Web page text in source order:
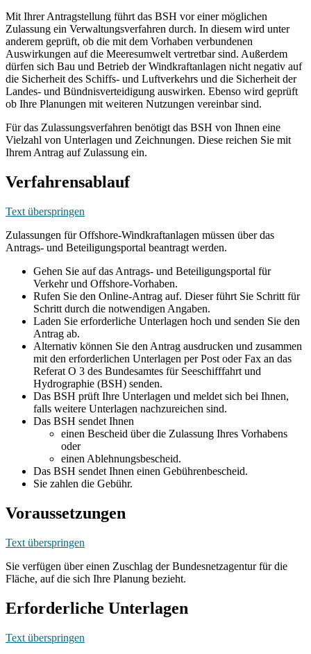
Mit Ihrer Antragstellung führt das BSH vor einer möglichen
Zulassung ein Verwaltungsverfahren durch. In diesem wird unter
anderem geprüft, ob die mit dem Vorhaben verbundenen
Auswirkungen auf die Meeresumwelt vertretbar sind. Außerdem
dürfen sich Bau und Betrieb der Windkraftanlagen nicht negativ auf
die Sicherheit des Schiffs- und Luftverkehrs und die Sicherheit der
Landes- und Bündnisverteidigung auswirken. Ebenso wird geprüft
ob Ihre Planungen mit weiteren Nutzungen vereinbar sind.
Für das Zulassungsverfahren benötigt das BSH von Ihnen eine
Vielzahl von Unterlagen und Zeichnungen. Diese reichen Sie mit
Ihrem Antrag auf Zulassung ein.
Verfahrensablauf
Text überspringen
Zulassungen für Offshore-Windkraftanlagen müssen über das
Antrags- und Beteiligungsportal beantragt werden.
Gehen Sie auf das Antrags- und Beteiligungsportal für
Verkehr und Offshore-Vorhaben.
Rufen Sie den Online-Antrag auf. Dieser führt Sie Schritt für
Schritt durch die notwendigen Angaben.
Laden Sie erforderliche Unterlagen hoch und senden Sie den
Antrag ab.
Alternativ können Sie den Antrag ausdrucken und zusammen
mit den erforderlichen Unterlagen per Post oder Fax an das
Referat O 3 des Bundesamtes für Seeschifffahrt und
Hydrographie (BSH) senden.
Das BSH prüft Ihre Unterlagen und meldet sich bei Ihnen,
falls weitere Unterlagen nachzureichen sind.
Das BSH sendet Ihnen
einen Bescheid über die Zulassung Ihres Vorhabens
oder
einen Ablehnungsbescheid.
Das BSH sendet Ihnen einen Gebührenbescheid.
Sie zahlen die Gebühr.
Voraussetzungen
Text überspringen
Sie verfügen über einen Zuschlag der Bundesnetzagentur für die
Fläche, auf die sich Ihre Planung bezieht.
Erforderliche Unterlagen
Text überspringen